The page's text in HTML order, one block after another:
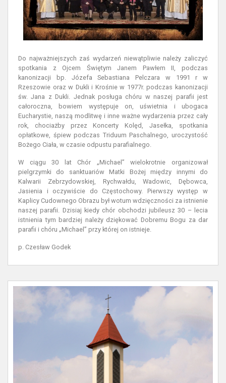
Do najważniejszych zaś wydarzeń niewątpliwie należy zaliczyć
spotkania z Ojcem Świętym Janem Pawłem II, podczas
kanonizacji bp. Józefa Sebastiana Pelczara w 1991 r w
Rzeszowie oraz w Dukli i Krośnie w 1977r. podczas kanonizacji
św. Jana z Dukli. Jednak posługa chóru w naszej parafii jest
całoroczna, bowiem występuje on, uświetnia i ubogaca
Eucharystie, naszą modlitwę i inne ważne wydarzenia przez cały
rok, chociażby przez Koncerty Kolęd, Jasełka, spotkania
opłatkowe, śpiew podczas Triduum Paschalnego, uroczystość
Bożego Ciała, w czasie odpustu parafialnego.
W ciągu 30 lat Chór „Michael” wielokrotnie organizował
pielgrzymki do sanktuariów Matki Bożej między innymi do
Kalwarii Zebrzydowskiej, Rychwałdu, Wadowic, Dębowca,
Jasienia i oczywiście do Częstochowy. Pierwszy występ w
Kaplicy Cudownego Obrazu był wotum wdzięczności za istnienie
naszej parafii. Dzisiaj kiedy chór obchodzi jubileusz 30 – lecia
istnienia tym bardziej należy dziękować Dobremu Bogu za dar
parafii i chóru „Michael” przy której on istnieje.
p. Czesław Godek